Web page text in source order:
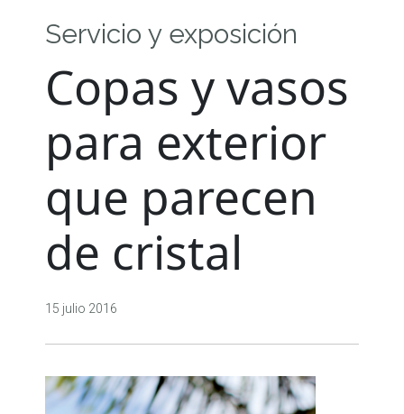
Servicio y exposición
Copas y vasos
para exterior
que parecen
de cristal
15 julio 2016